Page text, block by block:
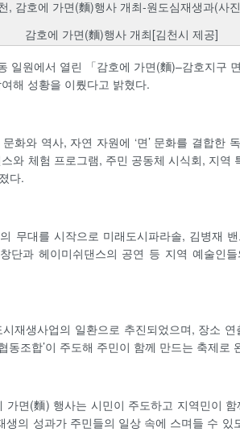
감호에 가면(麵)행사 개최[김천시 제공]
일원에서 열린 「감호에 가면(麵)–감호지구
해 성황을 이뤘다고 밝혔다.
화와 역사, 자연 자원에 ‘면’ 문화를 결합한
와 체험 프로그램, 주민 공동체 시식회, 지역
다.
무대를 시작으로 미래도시파라솔, 김병재
단과 헤이미쉬댄스의 공연 등 지역 예술인
재생사업의 일환으로 추진되었으며, 장소
동조합’이 주도해 주민이 함께 만드는 축제로
가면(麵) 행사는 시민이 주도하고 지역민이
생의 성과가 주민들의 일상 속에 스며들 수